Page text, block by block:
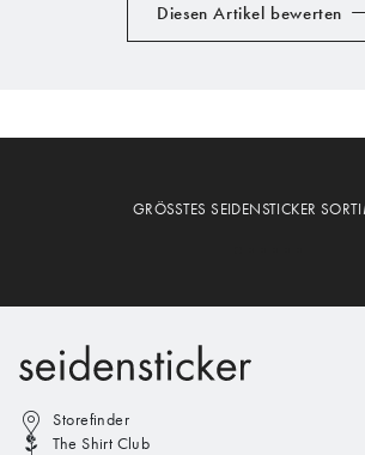
Diesen Artikel bewerten
GRÖSSTES SEIDENSTICKER
Storefinder
The Shirt Club